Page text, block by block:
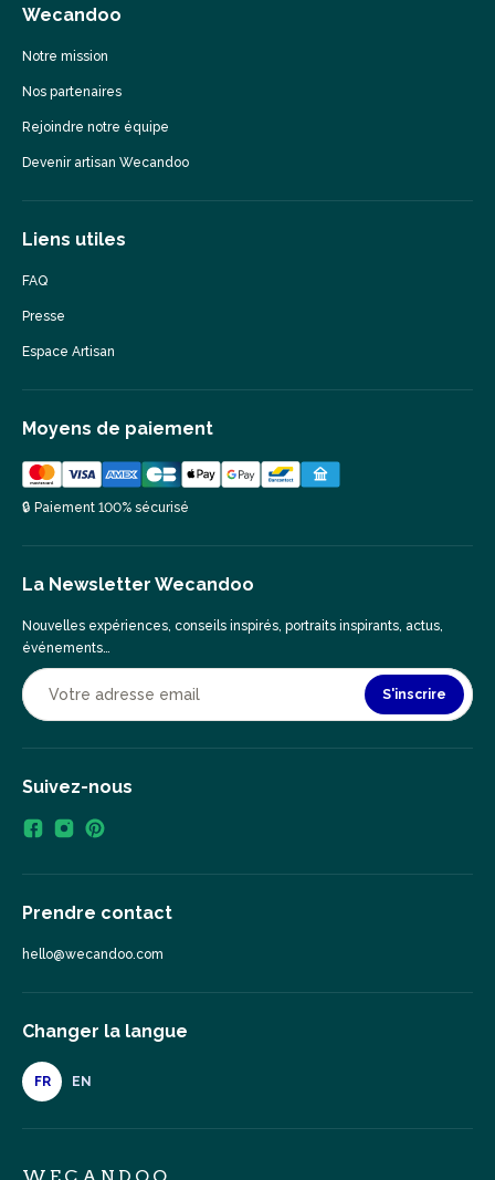
Wecandoo
Notre mission
Nos partenaires
Rejoindre notre équipe
Devenir artisan Wecandoo
Liens utiles
FAQ
Presse
Espace Artisan
Moyens de paiement
🔒 Paiement 100% sécurisé
La Newsletter Wecandoo
Nouvelles expériences, conseils inspirés, portraits inspirants, actus,
événements…
S'inscrire
Suivez-nous
Prendre contact
hello@wecandoo.com
Changer la langue
FR EN